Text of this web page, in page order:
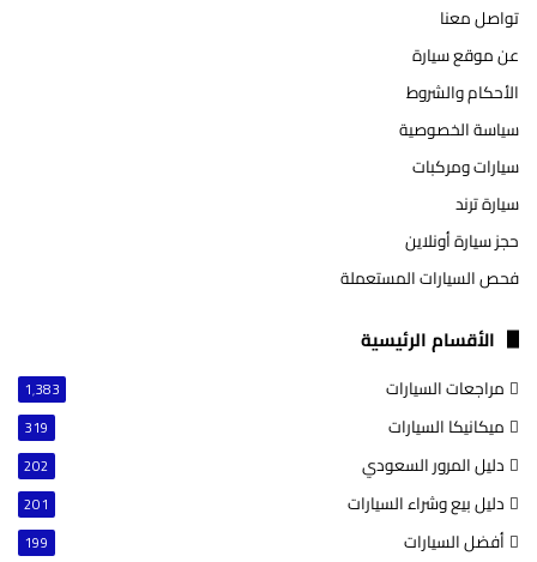
تواصل معنا
عن موقع سيارة
الأحكام والشروط
سياسة الخصوصية
سيارات ومركبات
سيارة ترند
حجز سيارة أونلاين
فحص السيارات المستعملة
الأقسام الرئيسية
مراجعات السيارات 1٬383
ميكانيكا السيارات 319
دليل المرور السعودي 202
دليل بيع وشراء السيارات 201
أفضل السيارات 199